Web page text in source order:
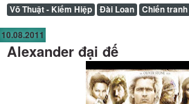
Võ Thuật - Kiếm Hiệp
Đài Loan Chiến tranh
10.08.2011
Alexander đại đế